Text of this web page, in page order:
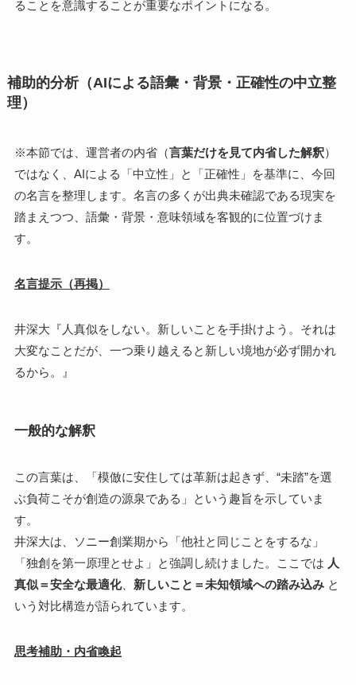
ることを意識することが重要なポイントになる。
補助的分析（AIによる語彙・背景・正確性の中立整
理）
※本節では、運営者の内省（言葉だけを見て内省した解釈）
ではなく、AIによる「中立性」と「正確性」を基準に、今回
の名言を整理します。名言の多くが出典未確認である現実を
踏まえつつ、語彙・背景・意味領域を客観的に位置づけま
す。
名言提示（再掲）
井深大『人真似をしない。新しいことを手掛けよう。それは
大変なことだが、一つ乗り越えると新しい境地が必ず開かれ
るから。』
一般的な解釈
この言葉は、「模倣に安住しては革新は起きず、“未踏”を選
ぶ負荷こそが創造の源泉である」という趣旨を示していま
す。
井深大は、ソニー創業期から「他社と同じことをするな」
「独創を第一原理とせよ」と強調し続けました。ここでは 人
真似＝安全な最適化、 新しいこと＝未知領域への踏み込みと
いう対比構造が語られています。
思考補助・内省喚起